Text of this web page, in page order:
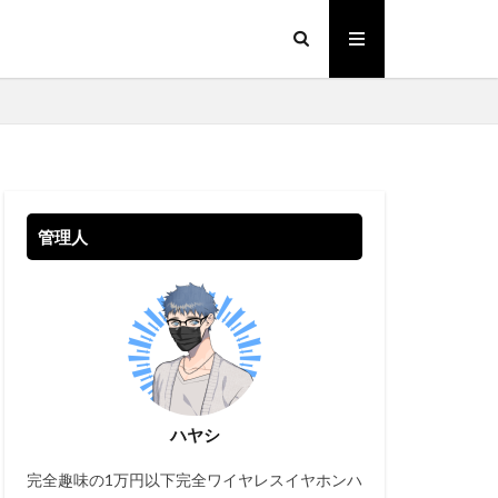
管理人
ハヤシ
完全趣味の1万円以下完全ワイヤレスイヤホンハ